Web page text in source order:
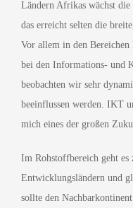
Ländern Afrikas wächst
das erreicht selten die
Vor allem in den
bei den Informations- und
beobachten wir sehr
beeinflussen werden. IKT
mich eines der großen
Im Rohstoffbereich geht es
Entwicklungsländern und
sollte den